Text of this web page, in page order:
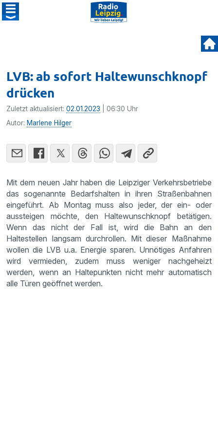
LVB: ab sofort Haltewunschknopf
drücken
Zuletzt aktualisiert:02.01.2023 | 06:30 Uhr
Autor: Marlene Hilger
Mit dem neuen Jahr haben die Leipziger Verkehrsbetriebe
das sogenannte Bedarfshalten in ihren Straßenbahnen
eingeführt. Ab Montag muss also jeder, der ein- oder
aussteigen möchte, den Haltewunschknopf betätigen.
Wenn das nicht der Fall ist, wird die Bahn an den
Haltestellen langsam durchrollen. Mit dieser Maßnahme
wollen die LVB u.a. Energie sparen. Unnötiges Anfahren
wird vermieden, zudem muss weniger nachgeheizt
werden, wenn an Haltepunkten nicht mehr automatisch
alle Türen geöffnet werden.